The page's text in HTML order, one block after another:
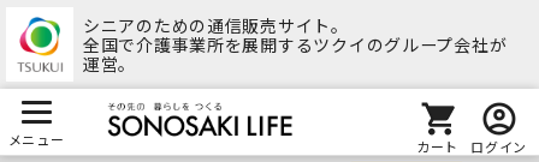
シニアのための通信販売サイト。
全国で介護事業所を展開するツクイのグループ会社が
運営。
メニュー カート ログイン